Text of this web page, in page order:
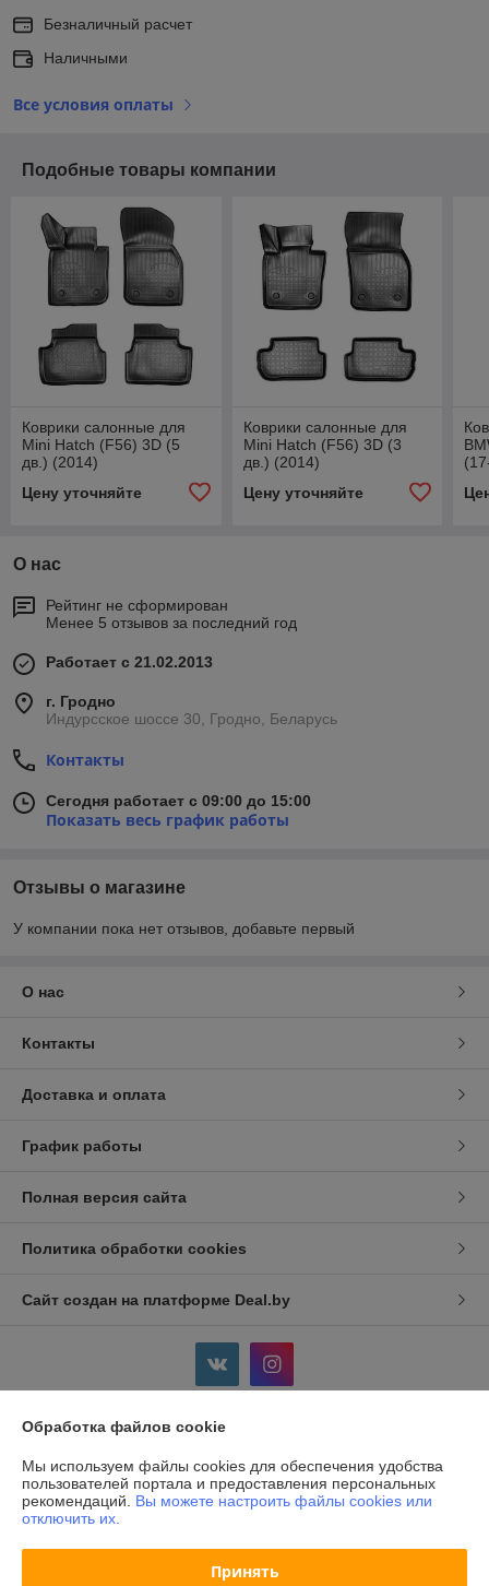
Безналичный расчет
Наличными
Все условия оплаты
Подобные товары компании
Коврики салонные для
Mini Hatch (F56) 3D (5
дв.) (2014)
Цену уточняйте
Коврики салонные для
Mini Hatch (F56) 3D (3
дв.) (2014)
Цену уточняйте
О нас
Рейтинг не сформирован
Менее 5 отзывов за последний год
Работает с 21.02.2013
г. Гродно
Индурсское шоссе 30, Гродно, Беларусь
Контакты
Сегодня работает с 09:00 до 15:00
Показать весь график работы
Отзывы о магазине
У компании пока нет отзывов, добавьте первый
О нас
Контакты
Доставка и оплата
График работы
Полная версия сайта
Политика обработки cookies
Сайт создан на платформе Deal.by
Индивидуальный предприниматель:ИП Дершлекас Виктор
Викторович
г. Гродно, ул. Ожешко, д.49, кв. 2.
Регистрационный номер ЕГР: 500486711
Обработка файлов cookie
Мы используем файлы cookies для обеспечения удобства
пользователей портала и предоставления персональных
рекомендаций. Вы можете настроить файлы cookies или
отключить их.
Принять